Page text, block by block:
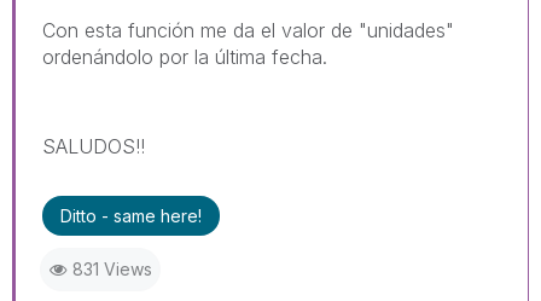
Con esta función me da el valor de "unidades"
ordenándolo por la última fecha.
SALUDOS!!
Ditto - same here!
831 Views